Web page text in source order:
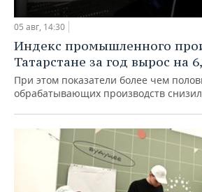
05 авг, 14:30
Индекс промышленного
Татарстане за год вырос на
При этом показатели более чем
обрабатывающих производств